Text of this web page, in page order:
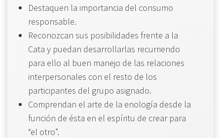
Destaquen la importancia del consumo
responsable.
Reconozcan sus posibilidades frente a la
Cata y puedan desarrollarlas recurriendo
para ello al buen manejo de las relaciones
interpersonales con el resto de los
participantes del grupo asignado.
Comprendan el arte de la enología desde la
función de ésta en el espíritu de crear para
“el otro”.